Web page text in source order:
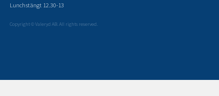
Lunchstängt 12.30-13
Copyright © Valeryd AB. All rights reserved.